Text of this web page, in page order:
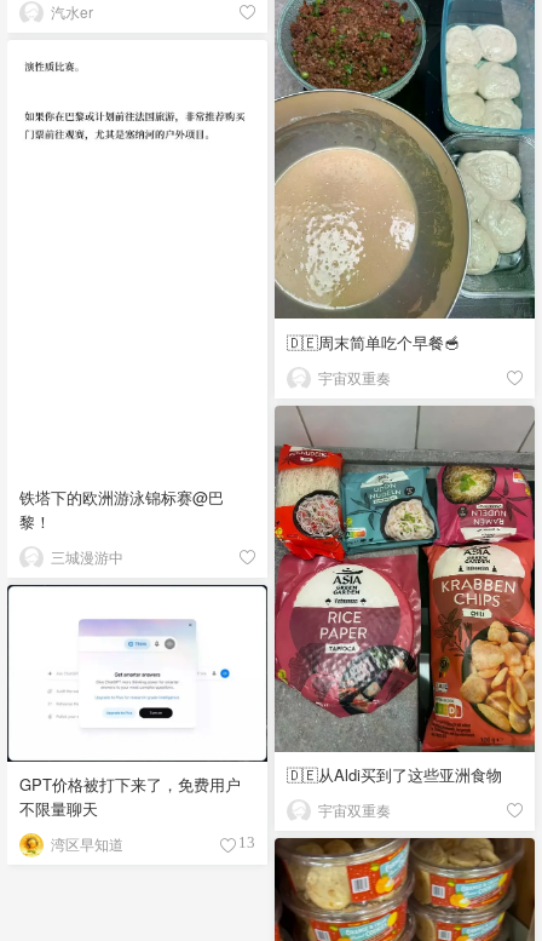
汽水er
🇩🇪周末简单吃个早餐🥣
宇宙双重奏
铁塔下的欧洲游泳锦标赛@巴
黎！
三城漫游中
🇩🇪从Aldi买到了这些亚洲食物
宇宙双重奏
GPT价格被打下来了，免费用户
不限量聊天
湾区早知道 13